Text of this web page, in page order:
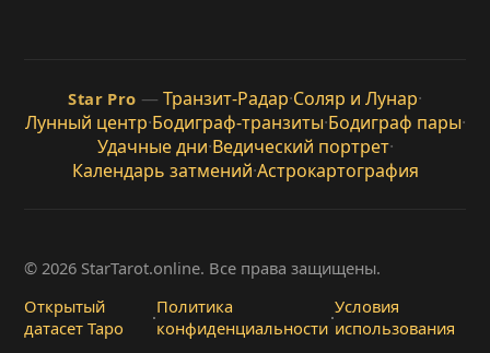
Star Pro — Транзит-Радар·Соляр и Лунар·
Лунный центр·Бодиграф-транзиты·Бодиграф пары·
Удачные дни·Ведический портрет·
Календарь затмений·Астрокартография
© 2026 StarTarot.online. Все права защищены.
Открытый
датасет Таро
·Политика
конфиденциальности·Условия
использования